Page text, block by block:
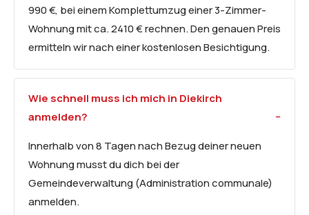
990 €, bei einem Komplettumzug einer 3-Zimmer-
Wohnung mit ca. 2410 € rechnen. Den genauen Preis
ermitteln wir nach einer kostenlosen Besichtigung.
Wie schnell muss ich mich in Diekirch
anmelden?
Innerhalb von 8 Tagen nach Bezug deiner neuen
Wohnung musst du dich bei der
Gemeindeverwaltung (Administration communale)
anmelden.